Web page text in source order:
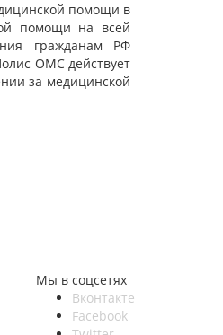
помощи в
помощи на всей
гражданам РФ
ОМС действует
за медицинской
Мы в соцсетях
Вконтакте
Facebook